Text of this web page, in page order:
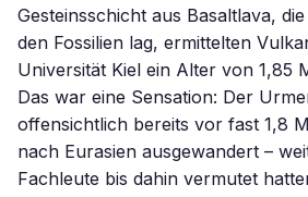
Gesteinsschicht aus Basaltlava,
den Fossilien lag, ermittelten
Universität Kiel ein Alter von 1,85
Das war eine Sensation: Der
offensichtlich bereits vor fast 1,8
nach Eurasien ausgewandert –
Fachleute bis dahin vermutet